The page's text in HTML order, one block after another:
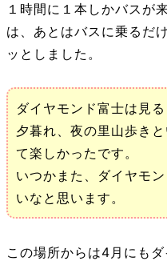
１時間に１本しかバスが
は、あとはバスに乗るだ
ッとしました。
ダイヤモンド富士は見
夕暮れ、夜の里山歩き
て楽しかったです。
いつかまた、ダイヤモ
いなと思います。
この場所からは4月にも